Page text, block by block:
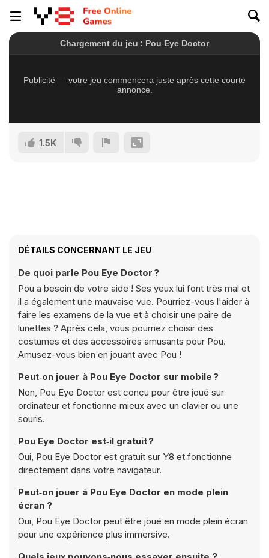
1.5K
DÉTAILS CONCERNANT LE JEU
De quoi parle Pou Eye Doctor ?
Pou a besoin de votre aide ! Ses yeux lui font très mal et
il a également une mauvaise vue. Pourriez-vous l'aider à
faire les examens de la vue et à choisir une paire de
lunettes ? Après cela, vous pourriez choisir des
costumes et des accessoires amusants pour Pou.
Amusez-vous bien en jouant avec Pou !
Peut‑on jouer à Pou Eye Doctor sur mobile ?
Non, Pou Eye Doctor est conçu pour être joué sur
ordinateur et fonctionne mieux avec un clavier ou une
souris.
Pou Eye Doctor est‑il gratuit ?
Oui, Pou Eye Doctor est gratuit sur Y8 et fonctionne
directement dans votre navigateur.
Peut‑on jouer à Pou Eye Doctor en mode plein
écran ?
Oui, Pou Eye Doctor peut être joué en mode plein écran
pour une expérience plus immersive.